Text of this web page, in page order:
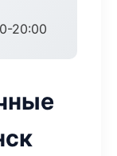
20:00